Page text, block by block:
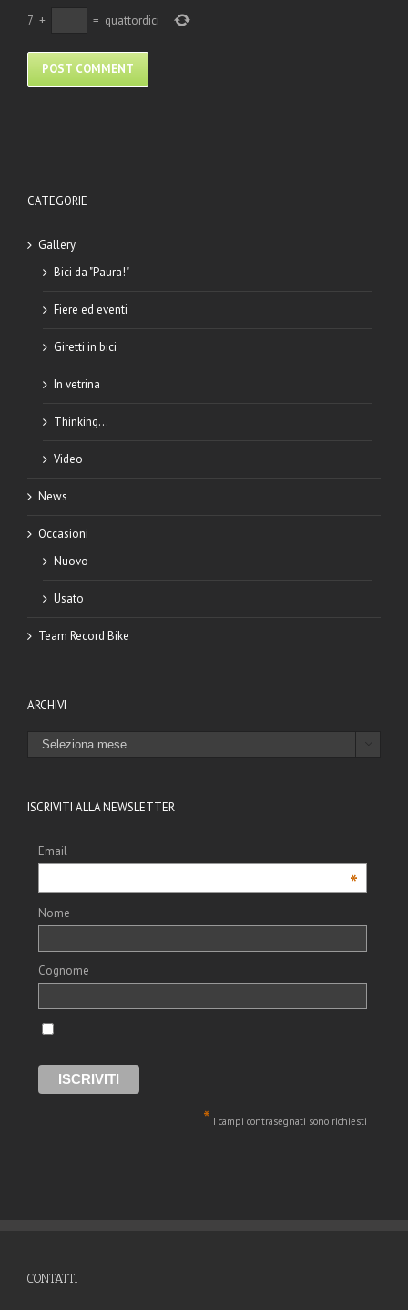
7 + = quattordici
CATEGORIE
Gallery
Bici da "Paura!"
Fiere ed eventi
Giretti in bici
In vetrina
Thinking…
Video
News
Occasioni
Nuovo
Usato
Team Record Bike
ARCHIVI
ARCHIVI
ISCRIVITI ALLA NEWSLETTER
Email
*
Nome
Cognome
* I campi contrasegnati sono richiesti
CONTATTI